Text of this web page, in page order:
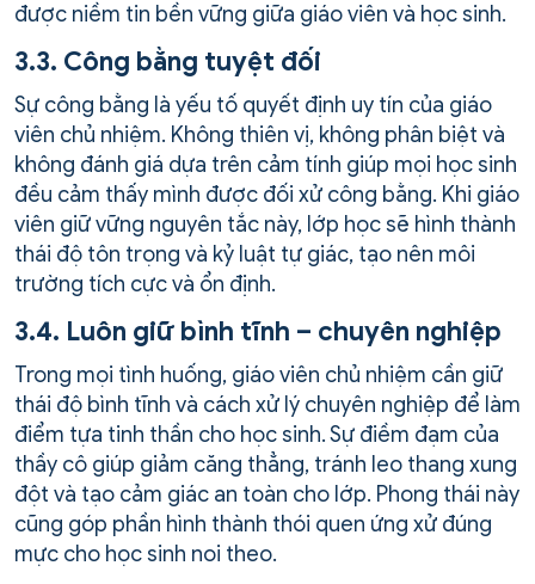
được niềm tin bền vững giữa giáo viên và học sinh.
3.3. Công bằng tuyệt đối
Sự công bằng là yếu tố quyết định uy tín của giáo
viên chủ nhiệm. Không thiên vị, không phân biệt và
không đánh giá dựa trên cảm tính giúp mọi học sinh
đều cảm thấy mình được đối xử công bằng. Khi giáo
viên giữ vững nguyên tắc này, lớp học sẽ hình thành
thái độ tôn trọng và kỷ luật tự giác, tạo nên môi
trường tích cực và ổn định.
3.4. Luôn giữ bình tĩnh – chuyên nghiệp
Trong mọi tình huống, giáo viên chủ nhiệm cần giữ
thái độ bình tĩnh và cách xử lý chuyên nghiệp để làm
điểm tựa tinh thần cho học sinh. Sự điềm đạm của
thầy cô giúp giảm căng thẳng, tránh leo thang xung
đột và tạo cảm giác an toàn cho lớp. Phong thái này
cũng góp phần hình thành thói quen ứng xử đúng
mực cho học sinh noi theo.